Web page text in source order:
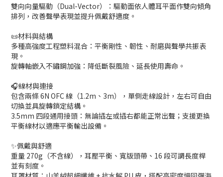
雙向向量驅動（Dual-Vector）：驅動面依人體耳平面作雙向傾角
排列，改善聲學表現並提升佩戴舒適度。
📜材料與結構
多種高強度工程塑料混合：平衡剛性、韌性、耐磨與聲學共振表
現。
旋轉軸嵌入不鏽鋼加強：降低斷裂風險、延長使用壽命。
🎧線材與連接
包含兩條 6N OFC 線（1.2m、3m），單側走線設計，左右可自由
切換並具旋轉鎖定結構。
3.5mm 四段通用接頭：無論插左或插右都能正常出聲；支援更換
平衡線材以適應平衡輸出設備。
✨佩戴與舒適
重量 270g（不含線），耳壓平衡、寬版頭帶、16 段可調長度桿
並有刻度。